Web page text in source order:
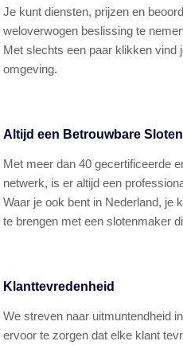
Je kunt diensten, prijzen en
weloverwogen beslissing te
Met slechts een paar klikken vind
omgeving.
Altijd een Betrouwbare
Met meer dan 40 gecertificeerde
netwerk, is er altijd een
Waar je ook bent in Nederland, je
te brengen met een slotenmaker
Klanttevredenheid
We streven naar uitmuntendheid
ervoor te zorgen dat elke klant